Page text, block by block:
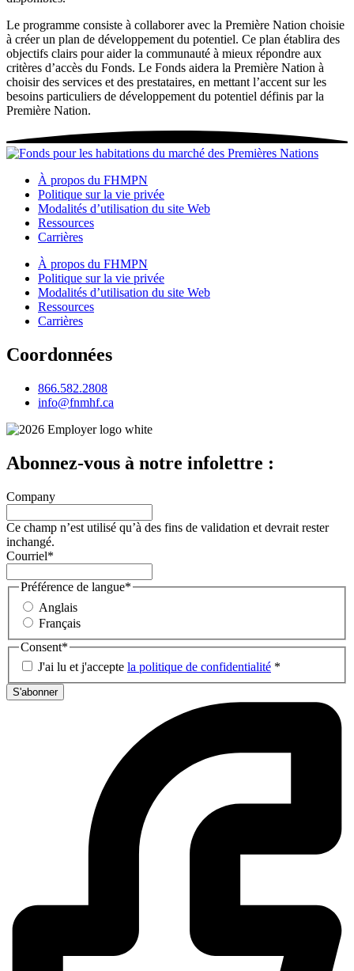
Le programme consiste à collaborer avec la Première Nation choisie
à créer un plan de développement du potentiel. Ce plan établira des
objectifs clairs pour aider la communauté à mieux répondre aux
critères d’accès du Fonds. Le Fonds aidera la Première Nation à
choisir des services et des prestataires, en mettant l’accent sur les
besoins particuliers de développement du potentiel définis par la
Première Nation.
À propos du FHMPN
Politique sur la vie privée
Modalités d’utilisation du site Web
Ressources
Carrières
À propos du FHMPN
Politique sur la vie privée
Modalités d’utilisation du site Web
Ressources
Carrières
Coordonnées
866.582.2808
info@fnmhf.ca
Abonnez-vous à notre infolettre :
Company
Ce champ n’est utilisé qu’à des fins de validation et devrait rester
inchangé.
Courriel*
Préférence de langue*
Anglais
Français
Consent*
J'ai lu et j'accepte la politique de confidentialité *
S'abonner